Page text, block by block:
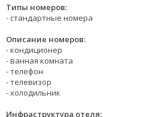
Типы номеров:
- стандартные номера
Описание номеров:
- кондиционер
- ванная комната
- телефон
- телевизор
- холодильник
Инфраструктура отеля: